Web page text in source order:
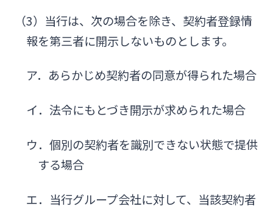
（3）当行は、次の場合を除き、契約者登録情
報を第三者に開示しないものとします。
ア．あらかじめ契約者の同意が得られた場合
イ．法令にもとづき開示が求められた場合
ウ．個別の契約者を識別できない状態で提供
する場合
エ．当行グループ会社に対して、当該契約者